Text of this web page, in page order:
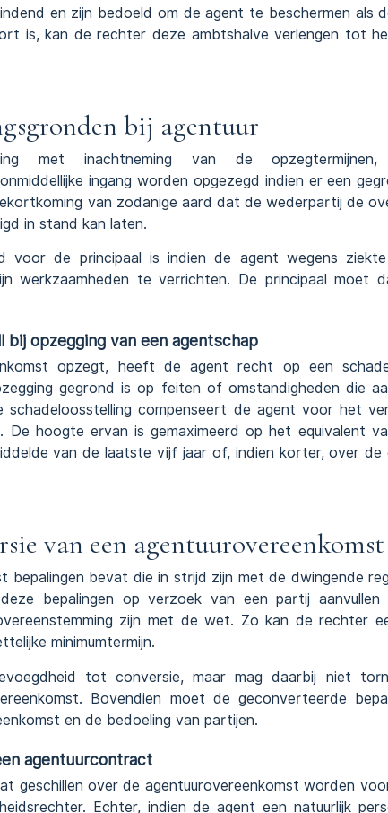
en zijn bedoeld om de agent te beschermen als
is, kan de rechter deze ambtshalve verlengen tot
bij agentuur
met inachtneming van de
ingang worden opgezegd indien er een
van zodanige aard dat de wederpartij de
in stand kan laten.
voor de principaal is indien de agent wegens
werkzaamheden te verrichten. De principaal moet
bij opzegging van een agentschap
opzegt, heeft de agent recht op een
gegrond is op feiten of omstandigheden die
schadeloosstelling compenseert de agent voor het
. De hoogte ervan is gemaximeerd op het equivalent
van de laatste vijf jaar of, indien korter, over de
van een agentuurovereenkomst
bepalingen bevat die in strijd zijn met de dwingende
bepalingen op verzoek van een partij aanvullen
zijn met de wet. Zo kan de rechter
minimumtermijn.
tot conversie, maar mag daarbij niet
Bovendien moet de geconverteerde
en de bedoeling van partijen.
agentuurcontract
geschillen over de agentuurovereenkomst worden
Echter, indien de agent een natuurlijk